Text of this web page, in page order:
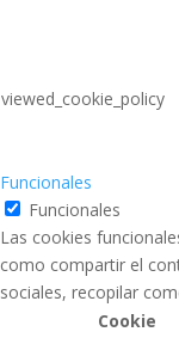
viewed_cookie_policy
Funcionales
Funcionales
Las cookies
como compartir el
sociales, recopilar
Cookie